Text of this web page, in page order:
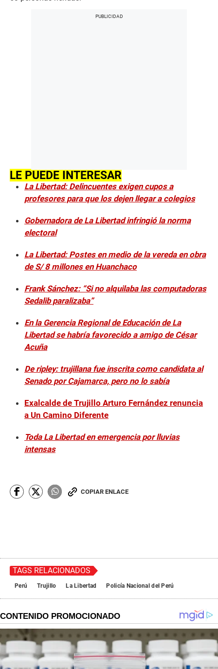
LE PUEDE INTERESAR
La Libertad: Delincuentes exigen cupos a
profesores para que los dejen llegar a colegios
Gobernadora de La Libertad infringió la norma
electoral
La Libertad: Postes en medio de la vereda en obra
de S/ 8 millones en Huanchaco
Frank Sánchez: “Si no alquilaba las computadoras
Sedalib paralizaba”
En la Gerencia Regional de Educación de La
Libertad se habría favorecido a amigo de César
Acuña
De ripley: trujillana fue inscrita como candidata al
Senado por Cajamarca, pero no lo sabía
Exalcalde de Trujillo Arturo Fernández renuncia
a Un Camino Diferente
Toda La Libertad en emergencia por lluvias
intensas
COPIAR ENLACE
TAGS RELACIONADOS
Perú Trujillo La Libertad Policía Nacional del Perú